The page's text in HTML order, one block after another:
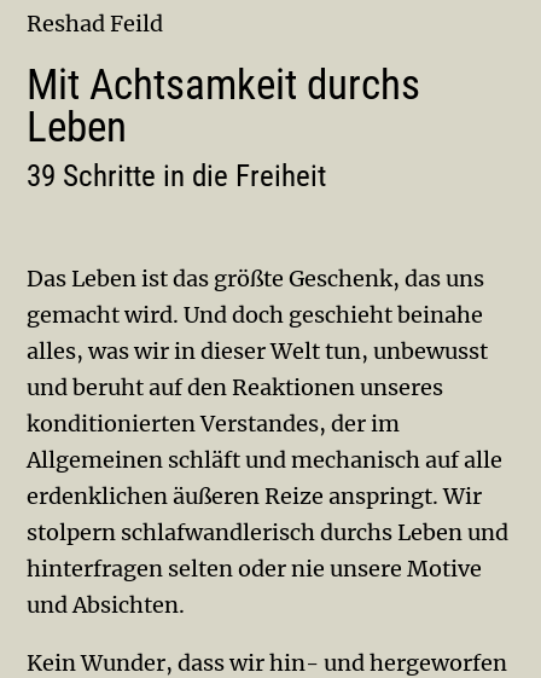
Reshad Feild
Mit Achtsamkeit durchs
Leben
39 Schritte in die Freiheit
Das Leben ist das größte Geschenk, das uns
gemacht wird. Und doch geschieht beinahe
alles, was wir in dieser Welt tun, unbewusst
und beruht auf den Reaktionen unseres
konditionierten Verstandes, der im
Allgemeinen schläft und mechanisch auf alle
erdenklichen äußeren Reize anspringt. Wir
stolpern schlafwandlerisch durchs Leben und
hinterfragen selten oder nie unsere Motive
und Absichten.
Kein Wunder, dass wir hin- und hergeworfen